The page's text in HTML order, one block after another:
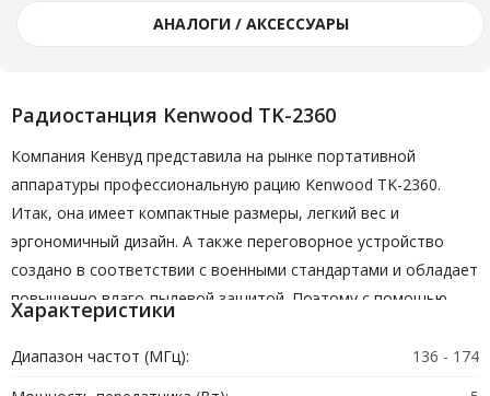
АНАЛОГИ / АКСЕССУАРЫ
Радиостанция Kenwood TK-2360
Компания Кенвуд представила на рынке портативной
аппаратуры профессиональную рацию Kenwood TK-2360.
Итак, она имеет компактные размеры, легкий вес и
эргономичный дизайн. А также переговорное устройство
создано в соответствии с военными стандартами и обладает
повышенно влаго-пылевой защитой. Поэтому с помощью
такой рации даже под водой можно поддерживать
устойчивый сигнал связи. Стоит отметить, что переговорное
Характеристики
Диапазон частот (МГц):
136 - 174